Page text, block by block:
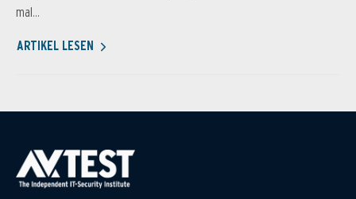
mal...
ARTIKEL LESEN